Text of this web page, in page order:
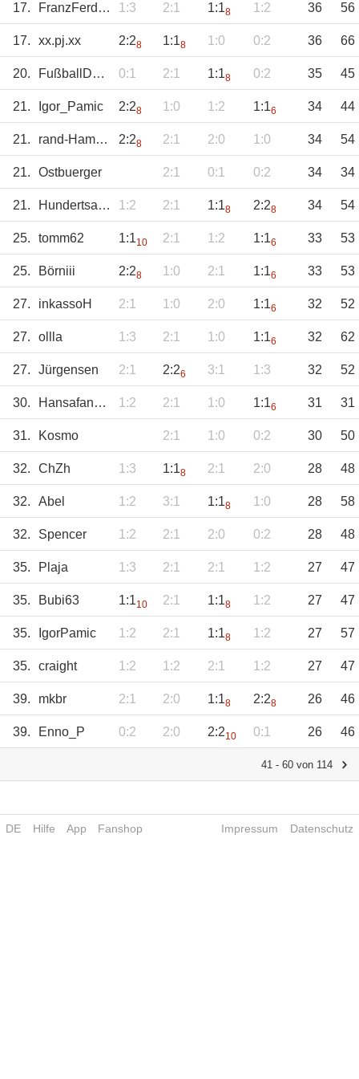
17. FranzFerdinand 1:3 2:1 1:18 1:2 36 56
17. xx.pj.xx 2:28 1:18 1:0 0:2 36 66
20. FußballDosenb 0:1 2:1 1:18 0:2 35 45
21. Igor_Pamic 2:28 1:0 1:2 1:16 34 44
21. rand-Hamburger 2:28 2:1 2:0 1:0 34 54
21. Ostbuerger 2:1 0:1 0:2 34 34
21. Hundertsassa 1:2 2:1 1:18 2:28 34 54
25. tomm62 1:110 2:1 1:2 1:16 33 53
25. Börniii 2:28 1:0 2:1 1:16 33 53
27. inkassoH 2:1 1:0 2:0 1:16 32 52
27. ollla 1:3 2:1 1:0 1:16 32 62
27. Jürgensen 2:1 2:26 3:1 1:3 32 52
30. HansafanPotsdam 1:2 2:1 1:0 1:16 31 31
31. Kosmo 2:1 1:0 0:2 30 50
32. ChZh 1:3 1:18 2:1 2:0 28 48
32. Abel 1:2 3:1 1:18 1:0 28 58
32. Spencer 1:2 2:1 2:0 0:2 28 48
35. Plaja 1:3 2:1 2:1 1:2 27 47
35. Bubi63 1:110 2:1 1:18 1:2 27 47
35. IgorPamic 1:2 2:1 1:18 1:2 27 57
35. craight 1:2 1:2 2:1 1:2 27 47
39. mkbr 2:1 2:0 1:18 2:28 26 46
39. Enno_P 0:2 2:0 2:210 0:1 26 46
41 - 60 von 114
DE Hilfe App Fanshop Impressum Datenschutz